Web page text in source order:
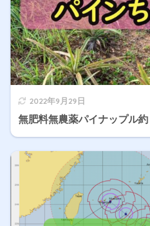
2022年9月29日
無肥料無農薬パイナップル約